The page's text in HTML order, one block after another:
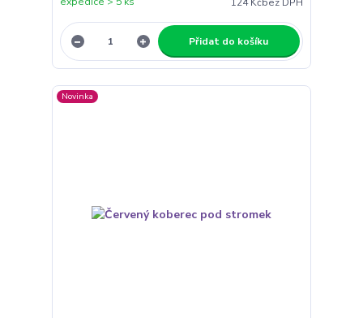
Přidat do košíku
Novinka